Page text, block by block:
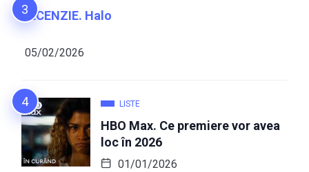
RECENZIE. Halo
05/02/2026
LISTE
HBO Max. Ce premiere vor avea
loc în 2026
01/01/2026